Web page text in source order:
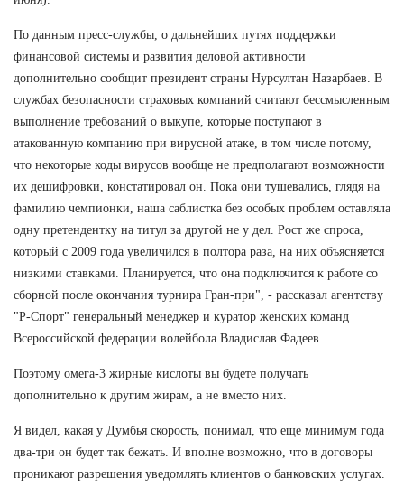
По данным пресс-службы, о дальнейших путях поддержки
финансовой системы и развития деловой активности
дополнительно сообщит президент страны Нурсултан Назарбаев. В
службах безопасности страховых компаний считают бессмысленным
выполнение требований о выкупе, которые поступают в
атакованную компанию при вирусной атаке, в том числе потому,
что некоторые коды вирусов вообще не предполагают возможности
их дешифровки, констатировал он. Пока они тушевались, глядя на
фамилию чемпионки, наша саблистка без особых проблем оставляла
одну претендентку на титул за другой не у дел. Рост же спроса,
который с 2009 года увеличился в полтора раза, на них объясняется
низкими ставками. Планируется, что она подключится к работе со
сборной после окончания турнира Гран-при", - рассказал агентству
"Р-Спорт" генеральный менеджер и куратор женских команд
Всероссийской федерации волейбола Владислав Фадеев.
Поэтому омега-3 жирные кислоты вы будете получать
дополнительно к другим жирам, а не вместо них.
Я видел, какая у Думбья скорость, понимал, что еще минимум года
два-три он будет так бежать. И вполне возможно, что в договоры
проникают разрешения уведомлять клиентов о банковских услугах.